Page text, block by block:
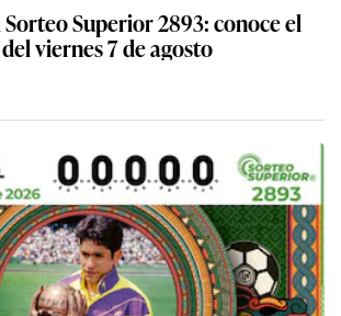
Superior 2893: conoce el
viernes 7 de agosto